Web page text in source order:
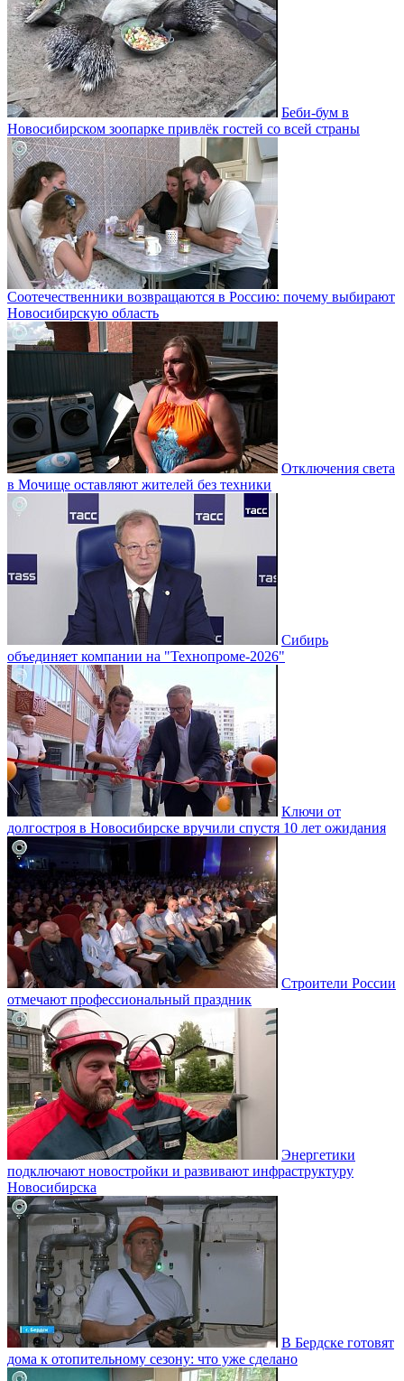
Беби-бум в
Новосибирском зоопарке привлёк гостей со всей страны
Соотечественники возвращаются в Россию: почему выбирают
Новосибирскую область
Отключения света
в Мочище оставляют жителей без техники
Сибирь
объединяет компании на "Технопроме-2026"
Ключи от
долгостроя в Новосибирске вручили спустя 10 лет ожидания
Строители России
отмечают профессиональный праздник
Энергетики
подключают новостройки и развивают инфраструктуру
Новосибирска
В Бердске готовят
дома к отопительному сезону: что уже сделано